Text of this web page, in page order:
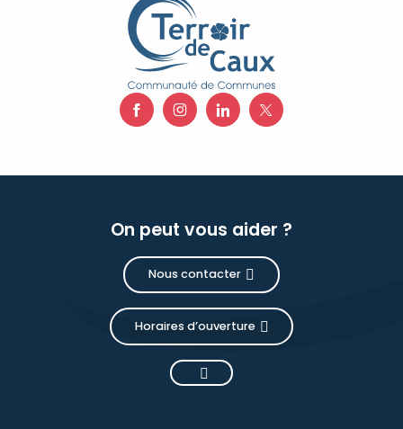
On peut vous aider ?
Nous contacter
Horaires d’ouverture